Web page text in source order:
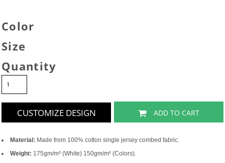
Color
Size
Quantity
CUSTOMIZE DESIGN ADD TO CART
Material: Made from 100% cotton single jersey combed fabric.
Weight: 175gm/m² (White) 150gm/m² (Colors).